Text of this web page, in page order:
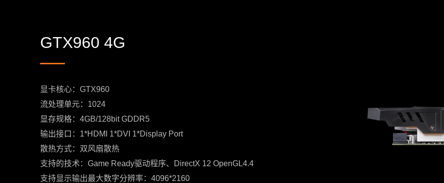
GTX960 4G
显卡核心：GTX960
流处理单元：1024
显存规格：4GB/128bit GDDR5
输出接口：1*HDMI 1*DVI 1*Display Port
散热方式：双风扇散热
支持的技术：Game Ready驱动程序、DirectX 12 OpenGL4.4
支持显示输出最大数字分辨率：4096*2160